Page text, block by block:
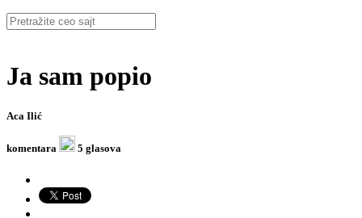
Ja sam popio
Aca Ilić
komentara 5 glasova